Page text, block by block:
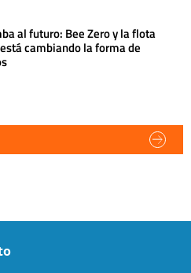
al futuro: Bee Zero y la flota
cambiando la forma de